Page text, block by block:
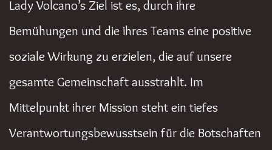
Lady Volcano’s Ziel ist es, durch ihre
Bemühungen und die ihres Teams eine positive
soziale Wirkung zu erzielen, die auf unsere
gesamte Gemeinschaft ausstrahlt. Im
Mittelpunkt ihrer Mission steht ein tiefes
Verantwortungsbewusstsein für die Botschaften